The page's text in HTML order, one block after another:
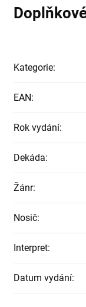
Kategorie:
EAN:
Rok vydání:
Dekáda:
Žánr:
Nosič:
Interpret:
Datum vydání: